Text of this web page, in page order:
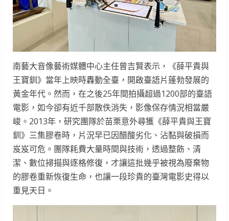
南藝大音像藝術媒體中心主任曾吉賢表示，《薛平貴與
王寶釧》當年上映時轟動全臺，開啟臺語片蓬勃發展的
黃金年代。然而，在之後25年間拍攝超過1200部的臺語
電影，如今卻有近千部散佚消失，影像保存情況相當嚴
峻。2013年，研究團隊於苗栗意外尋獲《薛平貴與王寶
釧》三集膠卷時，片況早已因醋酸劣化、沾黏與破損而
岌岌可危。團隊耗費大量時間與技術，透過整飭、清
潔、數位掃描與逐格修復，才讓這批幾乎被視為廢棄物
的膠卷重新恢復生命，也讓一段珍貴的臺灣電影史得以
重見天日。